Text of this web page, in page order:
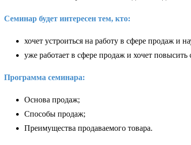
Семинар будет интересен тем, кто:
хочет устроиться на работу в сфере продаж и
уже работает в сфере продаж и хочет
Программа семинара:
Основа продаж;
Способы продаж;
Преимущества продаваемого товара.